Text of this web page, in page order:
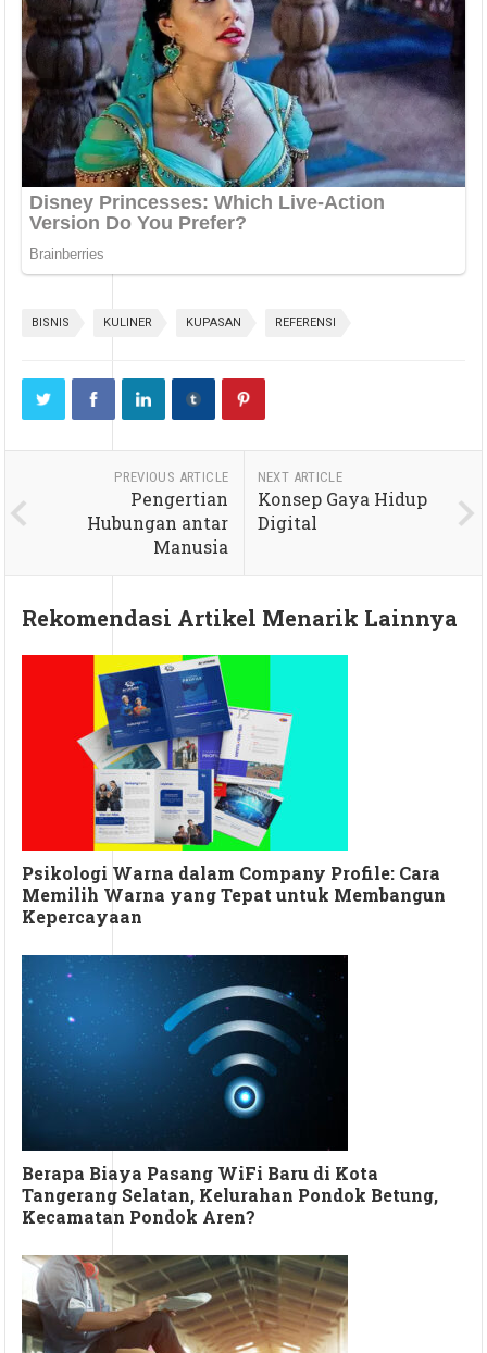
BISNIS KULINER KUPASAN REFERENSI
PREVIOUS ARTICLE
Pengertian
Hubungan antar
Manusia
NEXT ARTICLE
Konsep Gaya Hidup
Digital
Rekomendasi Artikel Menarik Lainnya
Psikologi Warna dalam Company Profile: Cara
Memilih Warna yang Tepat untuk Membangun
Kepercayaan
Berapa Biaya Pasang WiFi Baru di Kota
Tangerang Selatan, Kelurahan Pondok Betung,
Kecamatan Pondok Aren?